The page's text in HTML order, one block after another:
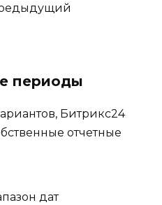
периоды
Битрикс24
отчетные
дат